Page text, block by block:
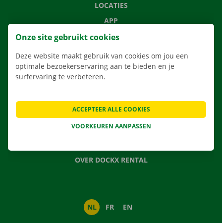
LOCATIES
APP
VERHUISOPLOSSINGEN
NIEUWS
CADEAUBON
OVER DOCKX RENTAL
NL FR EN
Onze site gebruikt cookies
Deze website maakt gebruik van cookies om jou een
optimale bezoekerservaring aan te bieden en je
surfervaring te verbeteren.
VOORKEUREN AANPASSEN
ACCEPTEER ALLE COOKIES